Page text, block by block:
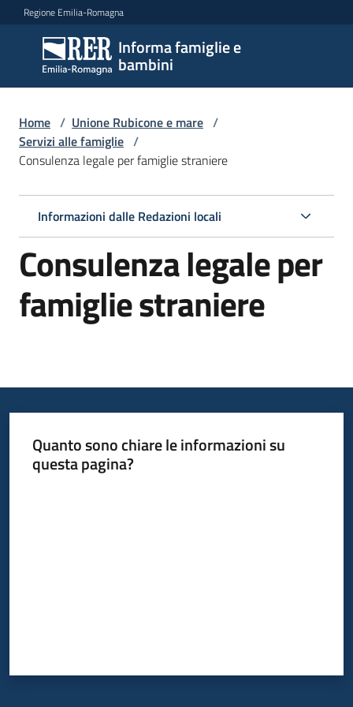
Vai al contenuto
Vai alla navigazione
Vai al footer
Regione Emilia-Romagna
Informa famiglie e
bambini
Informa
famiglie
e
bambini
Menu selezionato
Centri
per
Informazioni
Home / Unione Rubicone e mare /
Servizi alle famiglie /
Consulenza legale per famiglie straniere
Informazioni dalle Redazioni locali
Consulenza legale per
famiglie straniere
Quanto sono chiare le informazioni su
questa pagina?